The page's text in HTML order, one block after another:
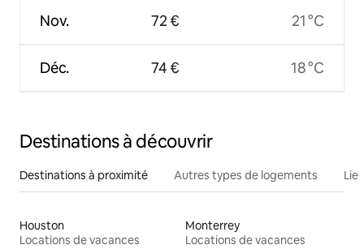
Nov.
Déc.
72 €
74 €
21 °C
18 °C
Destinations à découvrir
Destinations à proximité Autres types de logements
Houston
Locations de vacances
Monterrey
Locations de vacances